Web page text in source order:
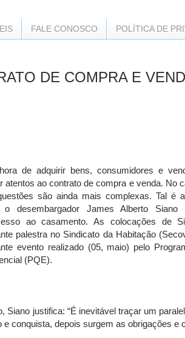
FALE CONOSCO POLÍTICA DE
DE COMPRA E
de adquirir bens, consumidores e
atentos ao contrato de compra e venda. No
são ainda mais complexas. Tal é
o desembargador James Alberto Siano
aocasamento. As colocações de
palestra no Sindicato da Habitação
evento realizado (05, maio) pelo
(PQE).
Siano justifica: “É inevitável traçar um
conquista, depois surgem as obrigações e